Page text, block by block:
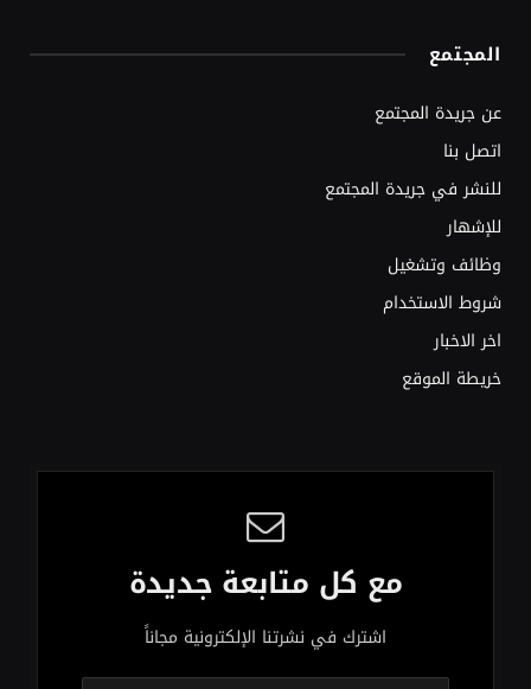
المجتمع
عن جريدة المجتمع
اتصل بنا
للنشر في جريدة المجتمع
للإشهار
وظائف وتشغيل
شروط الاستخدام
اخر الاخبار
خريطة الموقع
مع كل متابعة جديدة
اشترك في نشرتنا الإلكترونية مجاناً